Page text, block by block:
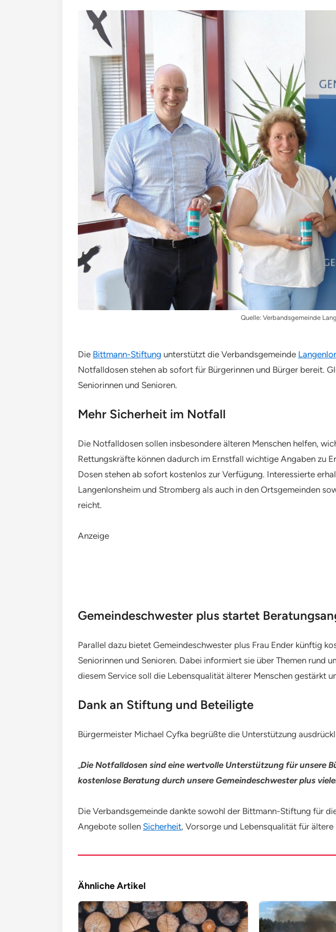
Quelle: Verbandsgemeinde
Die Bittmann-Stiftung unterstützt die Verbandsgemeinde
Notfalldosen stehen ab sofort für Bürgerinnen und Bürger bereit.
Seniorinnen und Senioren.
Mehr Sicherheit im Notfall
Die Notfalldosen sollen insbesondere älteren Menschen helfen,
Rettungskräfte können dadurch im Ernstfall wichtige Angaben zu
Dosen stehen ab sofort kostenlos zur Verfügung. Interessierte
Langenlonsheim und Stromberg als auch in den Ortsgemeinden
reicht.
Anzeige
Gemeindeschwester plus startet
Parallel dazu bietet Gemeindeschwester plus Frau Ender künftig
Seniorinnen und Senioren. Dabei informiert sie über Themen rund
diesem Service soll die Lebensqualität älterer Menschen gestärkt
Dank an Stiftung und Beteiligte
Bürgermeister Michael Cyfka begrüßte die Unterstützung
„Die Notfalldosen sind eine wertvolle Unterstützung für unsere
kostenlose Beratung durch unsere Gemeindeschwester plus
Die Verbandsgemeinde dankte sowohl der Bittmann-Stiftung für
Angebote sollen Sicherheit, Vorsorge und Lebensqualität für
Ähnliche Artikel